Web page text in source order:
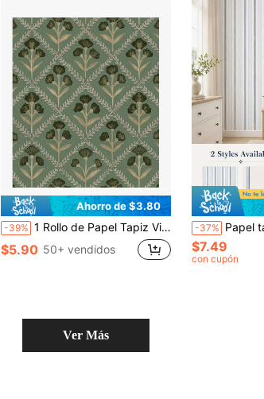
Ahorro de $3.80
-39% 1 Rollo de Papel Tapiz Vintage a Cuadros con Plantas, Papel Tapiz de Lujo de Moda con Parches de Diamantes y Plantas, Película de Decoración Interior Exquisita, Adecuado para Decoración de Superficies de Habitaciones y Gabinetes, Papel Tapiz de Decoración de Paredes de Varias Habitaciones y Cocinas, Papel Autoadhesivo, Fácil de Instalar y Quitar, Película de Decoración Hecha a Mano
$5.90 50+ vendidos
-37% Papel tapiz autoadhesivo a rayas
$7.49
con cupón
Ver Más